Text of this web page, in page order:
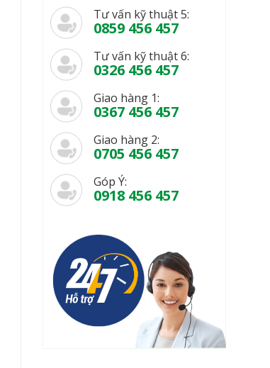
Tư vấn kỹ thuật 5:
0859 456 457
Tư vấn kỹ thuật 6:
0326 456 457
Giao hàng 1:
0367 456 457
Giao hàng 2:
0705 456 457
Góp Ý:
0918 456 457